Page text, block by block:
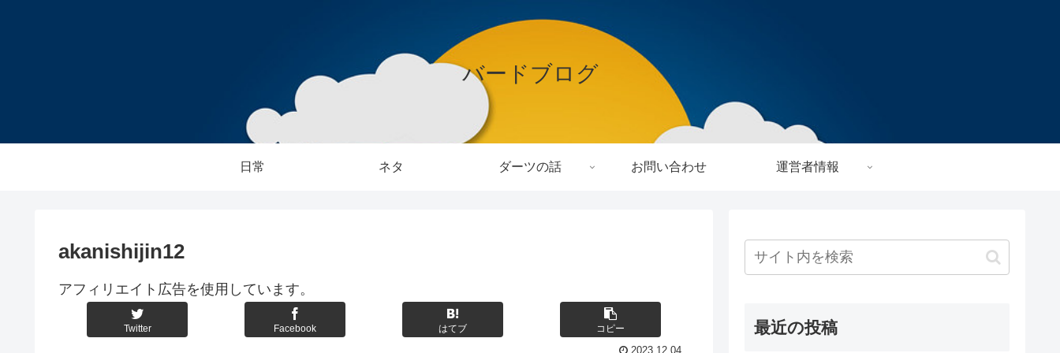
バードブログ
日常 ネタ ダーツの話 お問い合わせ 運営者情報
akanishijin12
アフィリエイト広告を使用しています。
Twitter Facebook はてブ コピー
2023.12.04
最近の投稿